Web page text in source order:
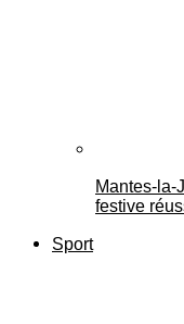
Mantes-la-
festive
Sport